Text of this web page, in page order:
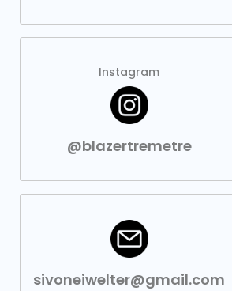
Instagram
@blazertremetre
sivoneiwelter@gmail.com